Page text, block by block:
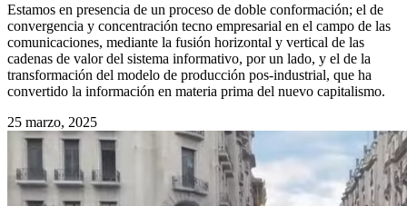
Estamos en presencia de un proceso de doble conformación; el de
convergencia y concentración tecno empresarial en el campo de las
comunicaciones, mediante la fusión horizontal y vertical de las
cadenas de valor del sistema informativo, por un lado, y el de la
transformación del modelo de producción pos-industrial, que ha
convertido la información en materia prima del nuevo capitalismo.
25 marzo, 2025